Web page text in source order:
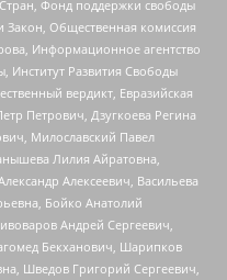
Фонд поддержки свободы
Закон, Общественная комиссия
Информационное агентство
Институт Развития Свободы
вердикт, Евразийская
Петрович, Дзугкоева Регина
Милославский Павел
Лилия Айратовна,
Алексеевич, Васильева
Бойко Анатолий
Андрей Сергеевич,
Бекханович, Шарипков
Шведов Григорий Сергеевич,